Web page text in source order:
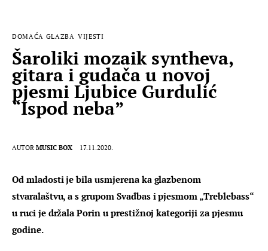
MUSIC BOX
DOMAĆA GLAZBA VIJESTI
Šaroliki mozaik syntheva,
gitara i gudača u novoj
pjesmi Ljubice Gurdulić
“Ispod neba”
AUTOR MUSIC BOX 17.11.2020.
Od mladosti je bila usmjerena ka glazbenom
stvaralaštvu, a s grupom Svadbas i pjesmom „Treblebass“
u ruci je držala Porin u prestižnoj kategoriji za pjesmu
godine.